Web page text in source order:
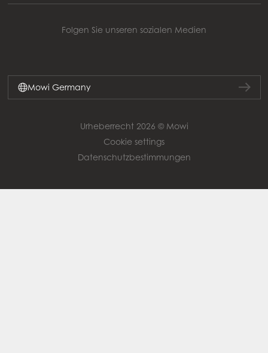
Folgen Sie unseren sozialen Medien
Mowi Germany
Urheberrecht 2026 © Mowi
Cookie settings
Datenschutzbestimmungen